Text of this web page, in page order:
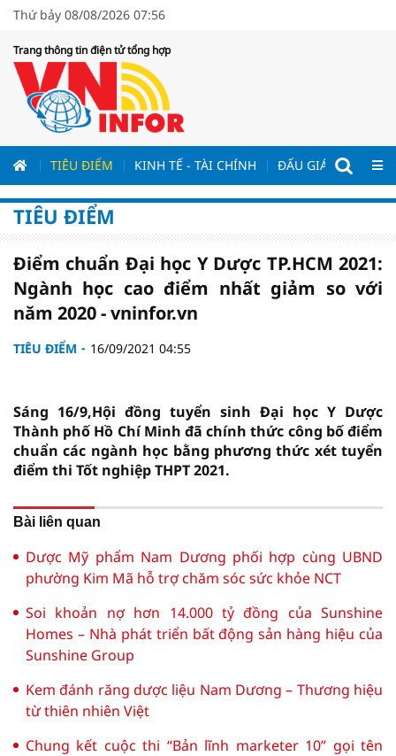
Thứ bảy 08/08/2026 07:56
Trang thông tin điện tử tổng hợp
TIÊU ĐIỂM KINH TẾ - TÀI CHÍNH ĐẤU GIÁ - ĐẤU
TIÊU ĐIỂM
Điểm chuẩn Đại học Y Dược TP.HCM 2021:
Ngành học cao điểm nhất giảm so với
năm 2020 - vninfor.vn
TIÊU ĐIỂM 16/09/2021 04:55
Sáng 16/9,Hội đồng tuyển sinh Đại học Y Dược
Thành phố Hồ Chí Minh đã chính thức công bố điểm
chuẩn các ngành học bằng phương thức xét tuyển
điểm thi Tốt nghiệp THPT 2021.
Bài liên quan
Dược Mỹ phẩm Nam Dương phối hợp cùng UBND
phường Kim Mã hỗ trợ chăm sóc sức khỏe NCT
Soi khoản nợ hơn 14.000 tỷ đồng của Sunshine
Homes – Nhà phát triển bất động sản hàng hiệu của
Sunshine Group
Kem đánh răng dược liệu Nam Dương – Thương hiệu
từ thiên nhiên Việt
Chung kết cuộc thi “Bản lĩnh marketer 10” gọi tên